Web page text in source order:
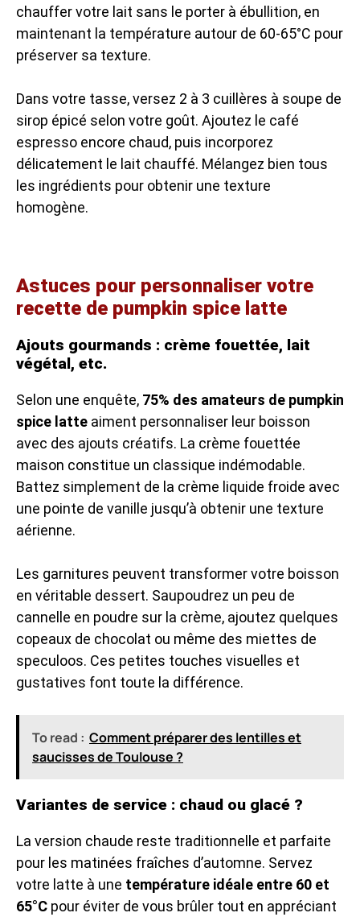
chauffer votre lait sans le porter à ébullition, en
maintenant la température autour de 60-65°C pour
préserver sa texture.
Dans votre tasse, versez 2 à 3 cuillères à soupe de
sirop épicé selon votre goût. Ajoutez le café
espresso encore chaud, puis incorporez
délicatement le lait chauffé. Mélangez bien tous
les ingrédients pour obtenir une texture
homogène.
Astuces pour personnaliser votre
recette de pumpkin spice latte
Ajouts gourmands : crème fouettée, lait
végétal, etc.
Selon une enquête, 75% des amateurs de pumpkin
spice latte aiment personnaliser leur boisson
avec des ajouts créatifs. La crème fouettée
maison constitue un classique indémodable.
Battez simplement de la crème liquide froide avec
une pointe de vanille jusqu’à obtenir une texture
aérienne.
Les garnitures peuvent transformer votre boisson
en véritable dessert. Saupoudrez un peu de
cannelle en poudre sur la crème, ajoutez quelques
copeaux de chocolat ou même des miettes de
speculoos. Ces petites touches visuelles et
gustatives font toute la différence.
To read : Comment préparer des lentilles et
saucisses de Toulouse ?
Variantes de service : chaud ou glacé ?
La version chaude reste traditionnelle et parfaite
pour les matinées fraîches d’automne. Servez
votre latte à une température idéale entre 60 et
65°C pour éviter de vous brûler tout en appréciant